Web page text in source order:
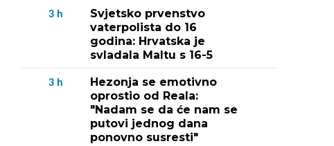
3 h
Svjetsko prvenstvo
vaterpolista do 16
godina: Hrvatska je
svladala Maltu s 16-5
3 h
Hezonja se emotivno
oprostio od Reala:
"Nadam se da će nam se
putovi jednog dana
ponovno susresti"